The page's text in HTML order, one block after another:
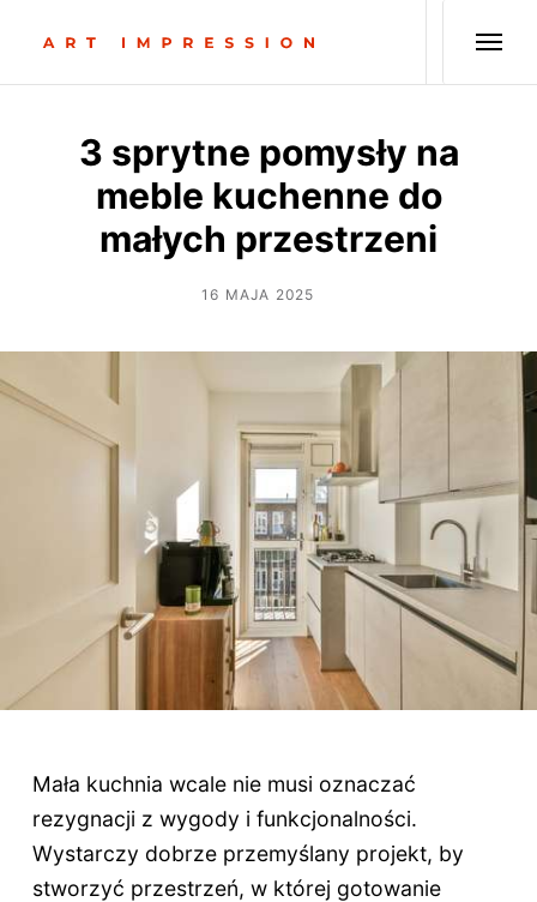
3 sprytne pomysły na
meble kuchenne do
małych przestrzeni
16 MAJA 2025
Mała kuchnia wcale nie musi oznaczać
rezygnacji z wygody i funkcjonalności.
Wystarczy dobrze przemyślany projekt, by
stworzyć przestrzeń, w której gotowanie